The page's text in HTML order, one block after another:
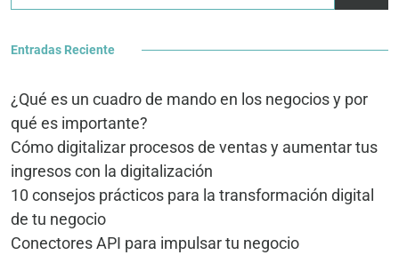
Entradas Reciente
¿Qué es un cuadro de mando en los negocios y por
qué es importante?
Cómo digitalizar procesos de ventas y aumentar tus
ingresos con la digitalización
10 consejos prácticos para la transformación digital
de tu negocio
Conectores API para impulsar tu negocio